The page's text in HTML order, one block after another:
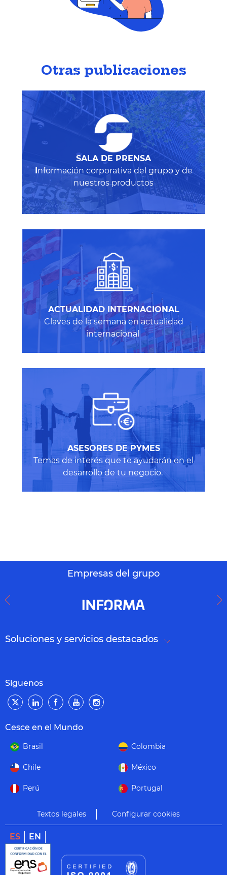
Otras publicaciones
SALA DE PRENSA
nformación corporativa del grupo y de
nuestros productos
ACTUALIDAD INTERNACIONAL
Claves de la semana en actualidad
internacional
ASESORES DE PYMES
Temas de interés que te ayudarán en el
desarrollo de tu negocio.
Empresas del grupo
Soluciones y servicios destacados
Síguenos
Cesce en el Mundo
Brasil Colombia
Chile México
Perú Portugal
Textos legales Configurar cookies
ES EN